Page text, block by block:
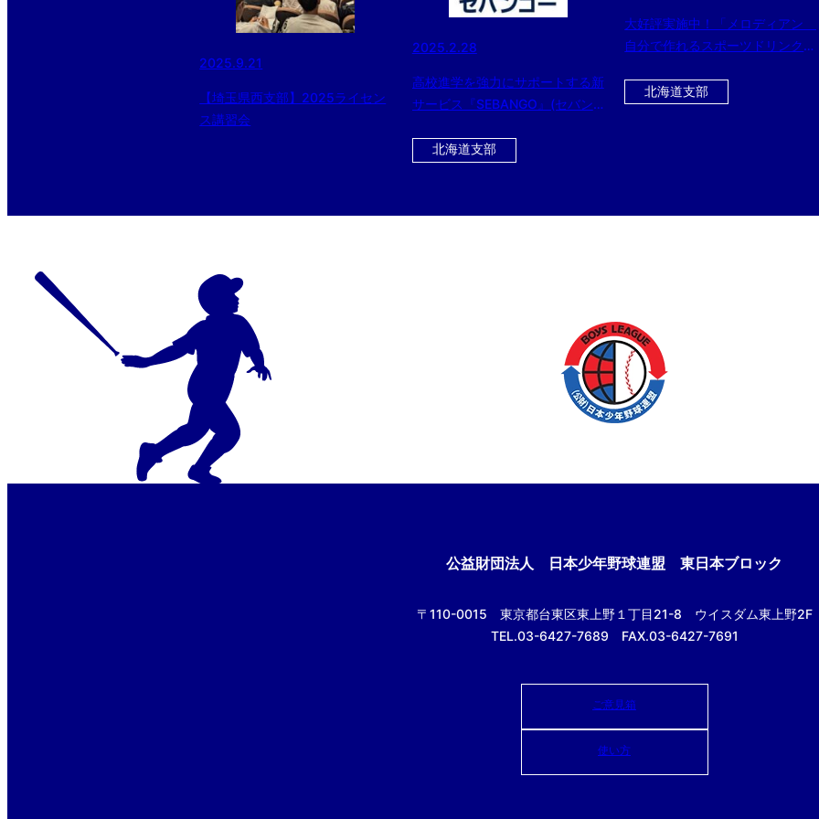
2025.9.21
【埼玉県西支部】2025ライセン
ス講習会
2025.2.28
高校進学を強力にサポートする新
サービス『SEBANGO』(セバン
野球部が新たに参加!!
北海道支部
大好評実施中！「メロディアン
自分で作れるスポーツドリンク」
ス！！ 今ならさらに黒酢ドリン
北海道支部
公益財団法人 日本少年野球連盟 東日本ブロック
〒110-0015 東京都台東区東上野１丁目21-8 ウイスダム東上野2F
TEL.03-6427-7689 FAX.03-6427-7691
ご意見箱
使い方